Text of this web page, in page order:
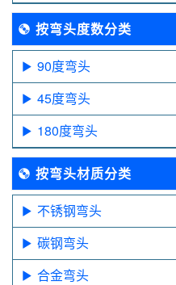
按弯头度数分类
90度弯头
45度弯头
180度弯头
按弯头材质分类
不锈钢弯头
碳钢弯头
合金弯头